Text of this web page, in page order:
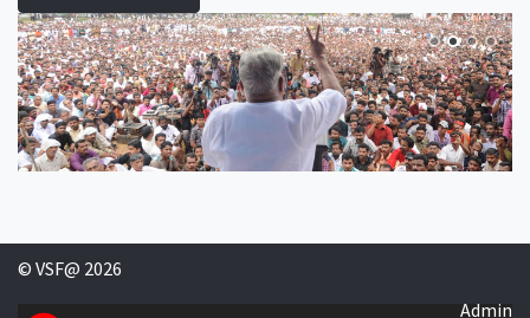
© VSF@ 2026
Admin